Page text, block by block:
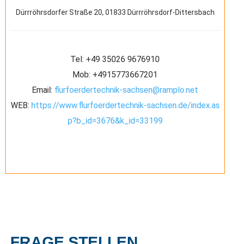
Dürrröhrsdorfer Straße 20, 01833 Dürrröhrsdorf-Dittersbach
Tel: ‪+49 35026 9676910‬
Mob: +4915773667201
Email: flurfoerdertechnik-sachsen@ramplo.net
WEB: https://www.flurfoerdertechnik-sachsen.de/index.as
p?b_id=3676&k_id=33199